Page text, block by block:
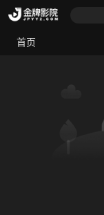
首页